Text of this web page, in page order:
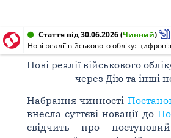
Стаття від 30.06.2026(Чинний)
Нові реалії військового
через Дію та інші
Набрання чинності
внесла суттєві новації до
свідчить про